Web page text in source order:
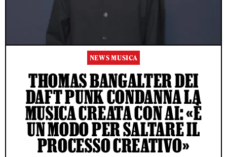
NEWS MUSICA
THOMAS BANGALTER DEI
DAFT PUNK CONDANNA LA
MUSICA CREATA CON AI: «È
UN MODO PER SALTARE IL
PROCESSO CREATIVO»